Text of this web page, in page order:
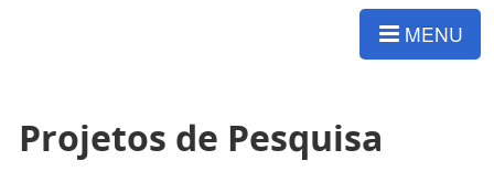
MENU
Projetos de Pesquisa